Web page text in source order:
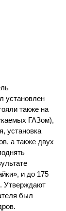
установлен
также на
ГАЗом),
установка
а также двух
и до 175
Утверждают
был